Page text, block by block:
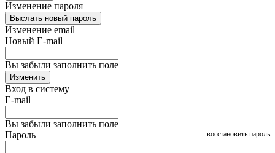
Изменение пароля
Выслать новый пароль
Изменение email
Новый E-mail
Вы забыли заполнить поле
Изменить
Вход в систему
E-mail
Вы забыли заполнить поле
Пароль
восстановить пароль